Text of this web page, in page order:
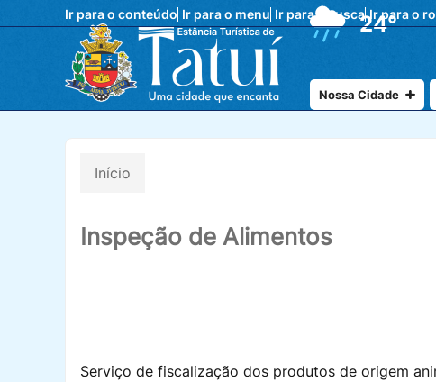
Ir para o conteúdo Ir para o menu Ir para a busca Ir para o
24°
Nossa Cidade
Início
Inspeção de Alimentos
Serviço de fiscalização dos produtos de origem